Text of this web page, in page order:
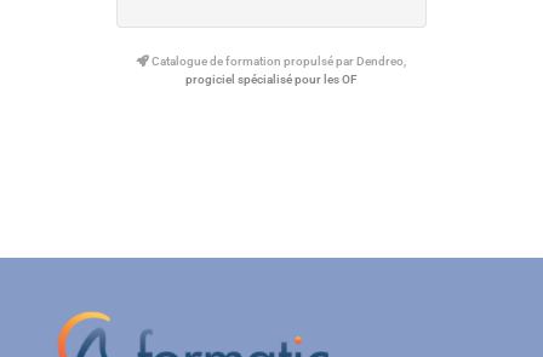
Catalogue de formation propulsé par Dendreo,
progiciel spécialisé pour les OF